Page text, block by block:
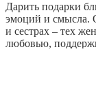
Дарить подарки
эмоций и смысла.
и сестрах – тех
любовью,
хочется, чтобы